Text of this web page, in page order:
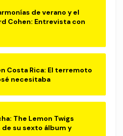
de verano y el
Cohen: Entrevista con
Costa Rica: El terremoto
necesitaba
The Lemon Twigs
su sexto álbum y